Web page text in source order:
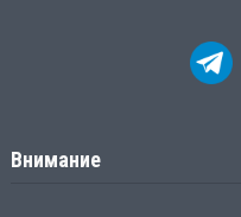
Внимание